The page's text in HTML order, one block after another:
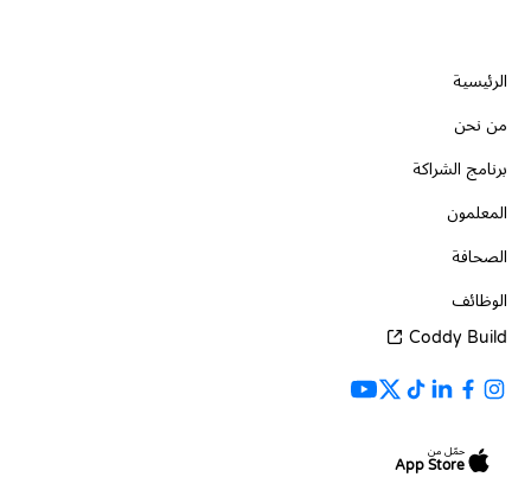
الرئيسية
من نحن
برنامج الشراكة
المعلمون
الصحافة
الوظائف
Coddy Build
حمّل من
App Store